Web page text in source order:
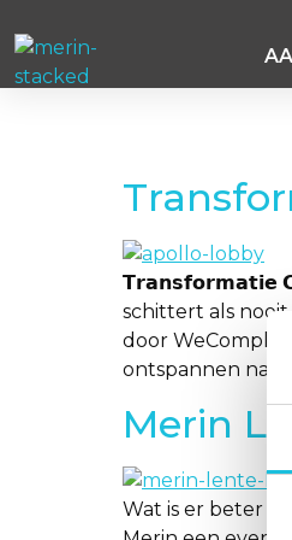
𝗧𝗿𝗮𝗻𝘀𝗳𝗼𝗿𝗺𝗮𝘁𝗶𝗲
schittert als
door
ontspannen
Merin
Wat is er beter